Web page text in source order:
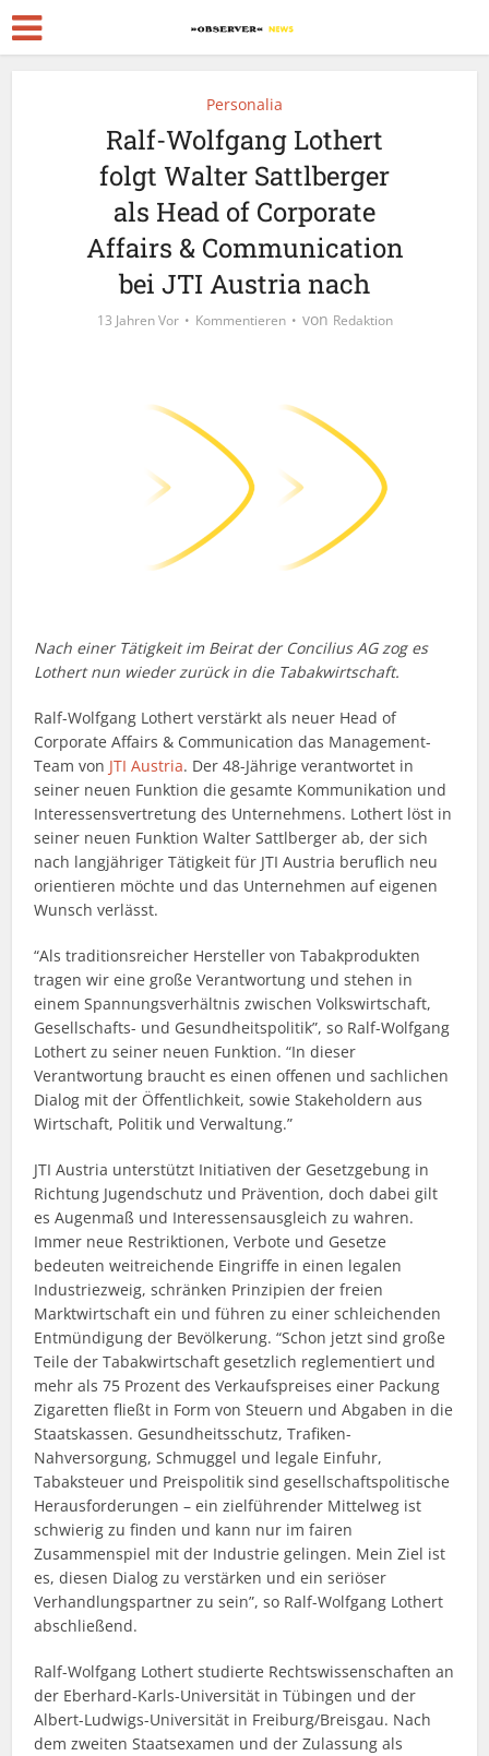
Personalia
Ralf-Wolfgang Lothert
folgt Walter Sattlberger
als Head of Corporate
Affairs & Communication
bei JTI Austria nach
13 Jahren Vor Kommentieren von Redaktion
Nach einer Tätigkeit im Beirat der Concilius AG zog es
Lothert nun wieder zurück in die Tabakwirtschaft.
Ralf-Wolfgang Lothert verstärkt als neuer Head of
Corporate Affairs & Communication das Management-
Team von JTI Austria. Der 48-Jährige verantwortet in
seiner neuen Funktion die gesamte Kommunikation und
Interessensvertretung des Unternehmens. Lothert löst in
seiner neuen Funktion Walter Sattlberger ab, der sich
nach langjähriger Tätigkeit für JTI Austria beruflich neu
orientieren möchte und das Unternehmen auf eigenen
Wunsch verlässt.
“Als traditionsreicher Hersteller von Tabakprodukten
tragen wir eine große Verantwortung und stehen in
einem Spannungsverhältnis zwischen Volkswirtschaft,
Gesellschafts- und Gesundheitspolitik”, so Ralf-Wolfgang
Lothert zu seiner neuen Funktion. “In dieser
Verantwortung braucht es einen offenen und sachlichen
Dialog mit der Öffentlichkeit, sowie Stakeholdern aus
Wirtschaft, Politik und Verwaltung.”
JTI Austria unterstützt Initiativen der Gesetzgebung in
Richtung Jugendschutz und Prävention, doch dabei gilt
es Augenmaß und Interessensausgleich zu wahren.
Immer neue Restriktionen, Verbote und Gesetze
bedeuten weitreichende Eingriffe in einen legalen
Industriezweig, schränken Prinzipien der freien
Marktwirtschaft ein und führen zu einer schleichenden
Entmündigung der Bevölkerung. “Schon jetzt sind große
Teile der Tabakwirtschaft gesetzlich reglementiert und
mehr als 75 Prozent des Verkaufspreises einer Packung
Zigaretten fließt in Form von Steuern und Abgaben in die
Staatskassen. Gesundheitsschutz, Trafiken-
Nahversorgung, Schmuggel und legale Einfuhr,
Tabaksteuer und Preispolitik sind gesellschaftspolitische
Herausforderungen – ein zielführender Mittelweg ist
schwierig zu finden und kann nur im fairen
Zusammenspiel mit der Industrie gelingen. Mein Ziel ist
es, diesen Dialog zu verstärken und ein seriöser
Verhandlungspartner zu sein”, so Ralf-Wolfgang Lothert
abschließend.
Ralf-Wolfgang Lothert studierte Rechtswissenschaften an
der Eberhard-Karls-Universität in Tübingen und der
Albert-Ludwigs-Universität in Freiburg/Breisgau. Nach
dem zweiten Staatsexamen und der Zulassung als